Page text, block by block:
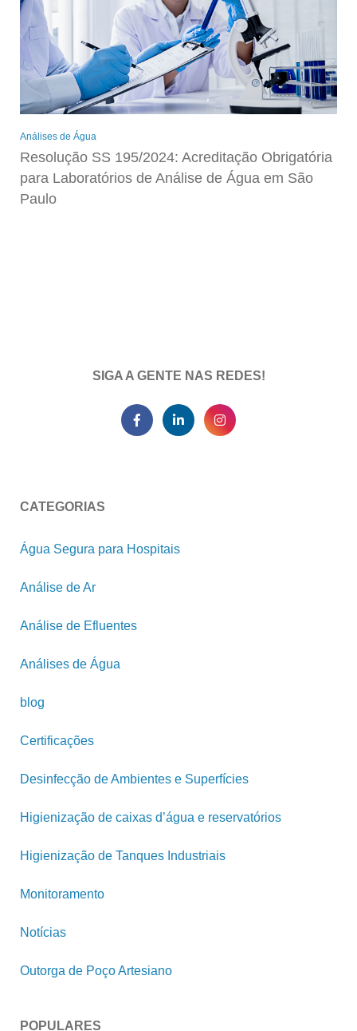
Análises de Água
Resolução SS 195/2024: Acreditação Obrigatória
para Laboratórios de Análise de Água em São
Paulo
SIGA A GENTE NAS REDES!
CATEGORIAS
Água Segura para Hospitais
Análise de Ar
Análise de Efluentes
Análises de Água
blog
Certificações
Desinfecção de Ambientes e Superfícies
Higienização de caixas d’água e reservatórios
Higienização de Tanques Industriais
Monitoramento
Notícias
Outorga de Poço Artesiano
POPULARES